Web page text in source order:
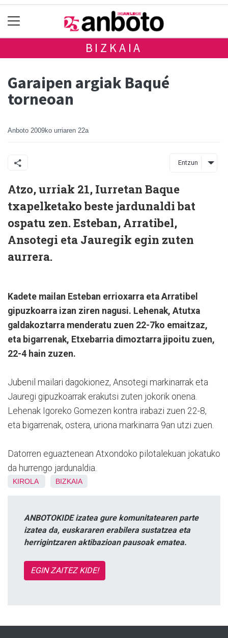
BIZKAIA
Garaipen argiak Baqué
torneoan
Anboto 2009ko urriaren 22a
Entzun
Atzo, urriak 21, Iurretan Baque
txapelketako beste jardunaldi bat
ospatu zen. Esteban, Arratibel,
Ansotegi eta Jauregik egin zuten
aurrera.
Kadete mailan Esteban errioxarra eta Arratibel
gipuzkoarra izan ziren nagusi. Lehenak, Atutxa
galdakoztarra menderatu zuen 22-7ko emaitzaz,
eta bigarrenak, Etxebarria dimoztarra jipoitu zuen,
22-4 hain zuzen.
Jubenil mailari dagokionez, Ansotegi markinarrak eta
Jauregi gipuzkoarrak erakutsi zuten jokorik onena.
Lehenak Igoreko Gomezen kontra irabazi zuen 22-8,
eta bigarrenak, ostera, uriona markinarra 9an utzi zuen.
Datorren eguaztenean Atxondoko pilotalekuan jokatuko
da hurrengo jardunaldia.
KIROLA BIZKAIA
ANBOTOKIDE izatea gure komunitatearen parte
izatea da, euskararen erabilera sustatzea eta
herrigintzaren aktibazioan pausoak ematea.
EGIN ZAITEZ KIDE!